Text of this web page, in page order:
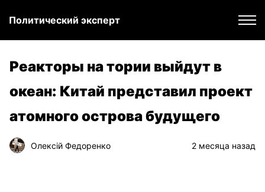
Политический эксперт
Реакторы на тории выйдут в
океан: Китай представил проект
атомного острова будущего
Олексій Федоренко 2 месяца назад